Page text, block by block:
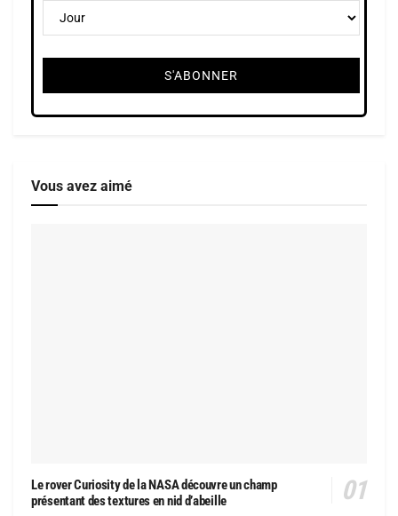
Vous avez aimé
Le rover Curiosity de la NASA découvre un champ
présentant des textures en nid d’abeille